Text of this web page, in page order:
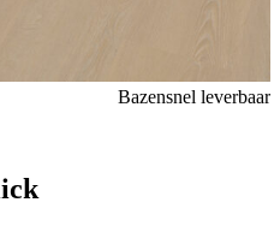
Rigid Click uit je favorieten
Bazensnel leverbaar